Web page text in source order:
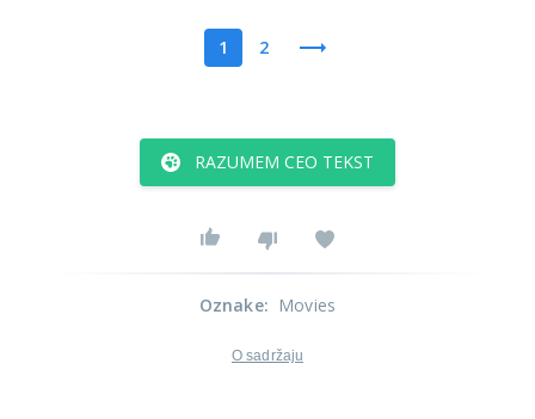
1 2
RAZUMEM CEO TEKST
Oznake: Movies
O sadržaju